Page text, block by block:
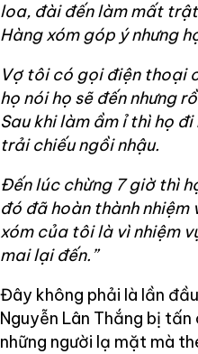
loa, đài đến làm mất
Hàng xóm góp ý nhưng
Vợ tôi có gọi điện thoại
họ nói họ sẽ đến nhưng
Sau khi làm ầm ỉ thì họ
trải chiếu ngồi nhậu.
Đến lúc chừng 7 giờ thì
đó đã hoàn thành nhiệm
xóm của tôi là vì nhiệm
mai lại đến.”
Đây không phải là lần
Nguyễn Lân Thắng bị
những người lạ mặt mà